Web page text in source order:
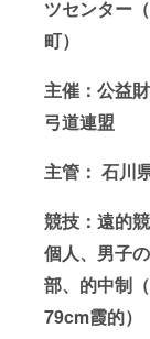
ツセンター
町）
主催：公益
弓道連盟
主管： 石川
競技：遠的
個人、男子
部、的中制
79cm霞的）